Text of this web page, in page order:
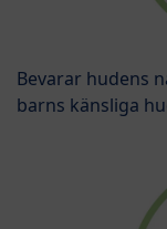
Bevarar hudens
barns känsliga